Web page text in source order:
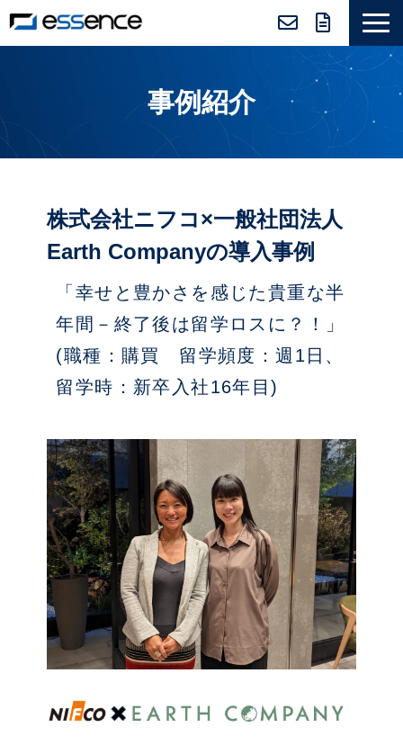
ニュース＆トピックス
会社紹介
セミナー＆コラム
事例紹介
株式会社ニフコ×一般社団法人
Earth Companyの導入事例
「幸せと豊かさを感じた貴重な半
年間－終了後は留学ロスに？！」
(職種：購買 留学頻度：週1日、
留学時：新卒入社16年目)